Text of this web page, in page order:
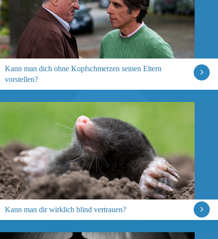
Kann man dich ohne Kopfschmerzen seinen Eltern
vorstellen?
Kann man dir wirklich blind vertrauen?